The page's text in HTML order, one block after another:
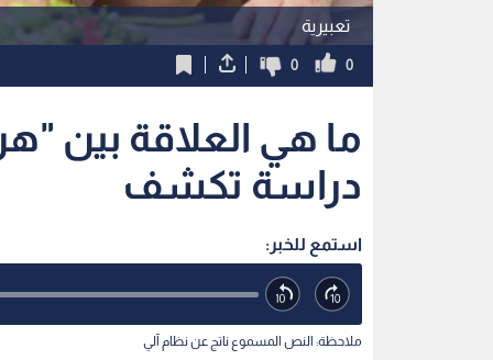
تعبيرية
0
0
ما هي العلاقة بين
دراسة تكشف
استمع للخبر:
ملاحظة: النص المسموع ناتج عن نظام آلي